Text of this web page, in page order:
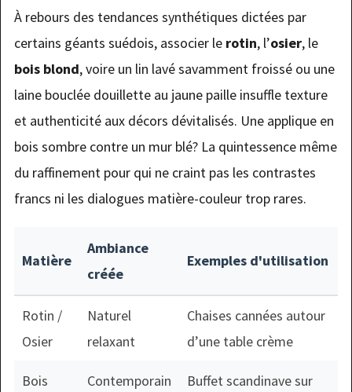
À rebours des tendances synthétiques dictées par
certains géants suédois, associer le rotin, l’osier, le
bois blond, voire un lin lavé savamment froissé ou une
laine bouclée douillette au jaune paille insuffle texture
et authenticité aux décors dévitalisés. Une applique en
bois sombre contre un mur blé? La quintessence même
du raffinement pour qui ne craint pas les contrastes
francs ni les dialogues matière-couleur trop rares.
Matière
Ambiance
créée
Exemples d'utilisation
Rotin /
Osier
Naturel
relaxant
Chaises cannées autour
d’une table crème
Bois
Contemporain
Buffet scandinave sur